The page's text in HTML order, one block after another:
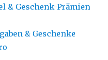
& Geschenk-Prämien
& Geschenke